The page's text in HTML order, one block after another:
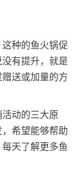
种的鱼火锅促
有提升，就是
送或加量的方
动的三大原
希望能够帮助
天了解更多鱼